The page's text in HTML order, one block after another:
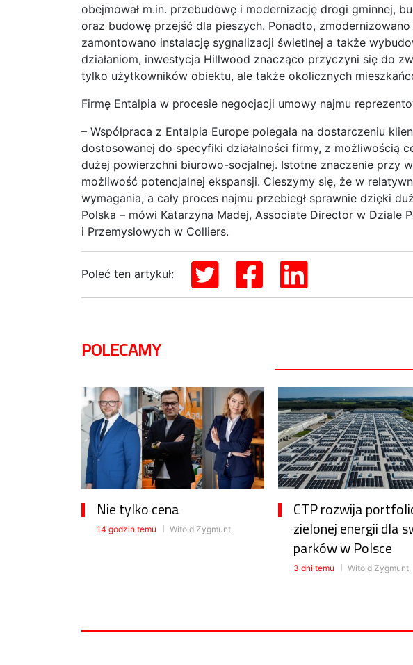
obejmował m.in. przebudowę i modernizację drogi gminnej,
oraz budowę przejść dla pieszych. Ponadto,
zamontowano instalację sygnalizacji świetlnej a także
działaniom, inwestycja Hillwood znacząco przyczyni się do
tylko użytkowników obiektu, ale także okolicznych
Firmę Entalpia w procesie negocjacji umowy najmu
– Współpraca z Entalpia Europe polegała na dostarczeniu
dostosowanej do specyfiki działalności firmy, z możliwością
dużej powierzchni biurowo-socjalnej. Istotne znaczenie przy
możliwość potencjalnej ekspansji. Cieszymy się, że w
wymagania, a cały proces najmu przebiegł sprawnie dzięki
Polska – mówi Katarzyna Madej, Associate Director w Dziale
i Przemysłowych w Colliers.
Poleć ten artykuł:
POLECAMY
Nie tylko cena
14 godzin temu Witold Zygmunt
CTP rozwija
zielonej energii dla
parków w Polsce
3 dni temu Witold Zygmunt